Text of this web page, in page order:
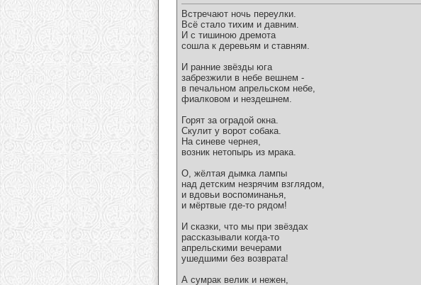
Встречают ночь переулки.
Всё стало тихим и давним.
И с тишиною дремота
сошла к деревьям и ставням.
И ранние звёзды юга
забрезжили в небе вешнем -
в печальном апрельском небе,
фиалковом и нездешнем.
Горят за оградой окна.
Скулит у ворот собака.
На синеве чернея,
возник нетопырь из мрака.
О, жёлтая дымка лампы
над детским незрячим взглядом,
и вдовьи воспоминанья,
и мёртвые где-то рядом!
И сказки, что мы при звёздах
рассказывали когда-то
апрельскими вечерами
ушедшими без возврата!
А сумрак велик и нежен,